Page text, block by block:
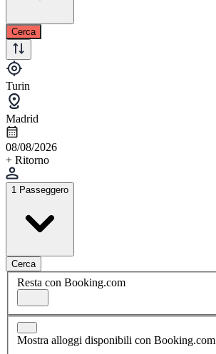
Cerca
Turin
Madrid
08/08/2026
+ Ritorno
1 Passeggero
Cerca
Resta con Booking.com
Mostra alloggi disponibili con Booking.com